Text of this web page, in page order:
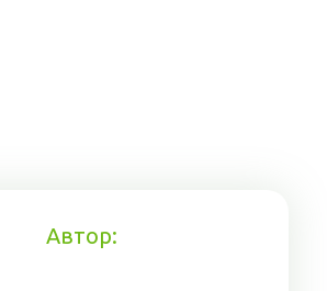
Автор: